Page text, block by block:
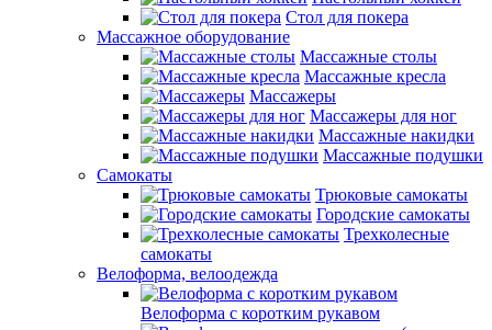
Стол для покера
Массажное оборудование
Массажные столы
Массажные кресла
Массажеры
Массажеры для ног
Массажные накидки
Массажные подушки
Самокаты
Трюковые самокаты
Городские самокаты
Трехколесные
самокаты
Велоформа, велоодежда
Велоформа с коротким рукавом